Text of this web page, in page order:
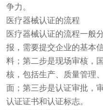
争力。
医疗器械认证的流程
医疗器械认证的流程一般
报，需要提交企业的基本
料；第二步是现场审核，
核，包括生产、质量管理
面；第三步是认证审批，
认证证书和认证标志。